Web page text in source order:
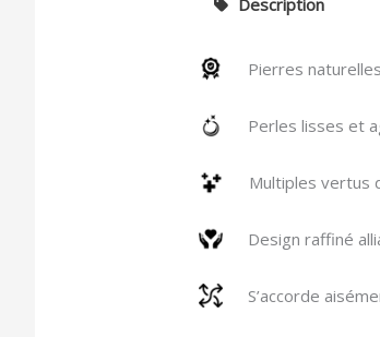
Pierres
Perles lisses et
Multiples vertus
Design raffiné
S’accorde